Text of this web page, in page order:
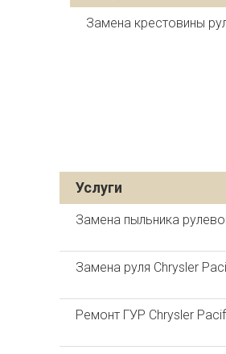
Замена крестовины
Услуги
Замена пыльника
Замена руля Chrysler
Ремонт ГУР Chrysler